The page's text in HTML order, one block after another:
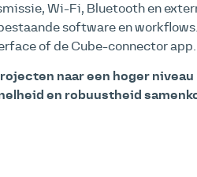
Wi-Fi, Bluetooth en
software en
of de Cube-connector app.
naar een hoger niveau
en robuustheid